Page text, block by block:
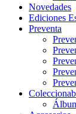
Novedades
Ediciones
Preventa